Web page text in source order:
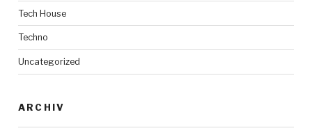
Tech House
Techno
Uncategorized
ARCHIV